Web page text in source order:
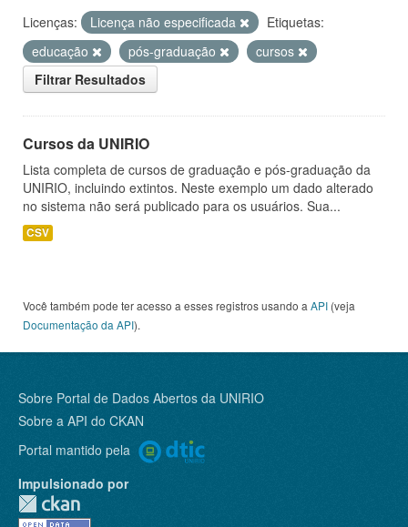
Licenças: Licença não especificada
Etiquetas:
educação
pós-graduação
cursos
Filtrar Resultados
Cursos da UNIRIO
Lista completa de cursos de graduação e pós-graduação da
UNIRIO, incluindo extintos. Neste exemplo um dado alterado
no sistema não será publicado para os usuários. Sua...
CSV
Você também pode ter acesso a esses registros usando a API (veja
Documentação da API).
Sobre Portal de Dados Abertos da UNIRIO
Sobre a API do CKAN
Portal mantido pela
Impulsionado por